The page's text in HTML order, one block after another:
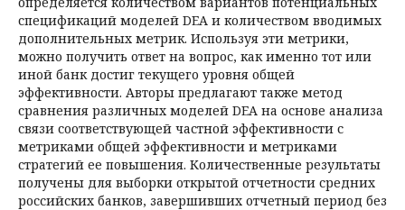
спецификаций моделей DEA и количеством вводимых
дополнительных метрик. Используя эти метрики,
можно получить ответ на вопрос, как именно тот или
иной банк достиг текущего уровня общей
эффективности. Авторы предлагают также метод
сравнения различных моделей DEA на основе анализа
связи соответствующей частной эффективности с
метриками общей эффективности и метриками
стратегий ее повышения. Количественные результаты
получены для выборки открытой отчетности средних
российских банков, завершивших отчетный период без